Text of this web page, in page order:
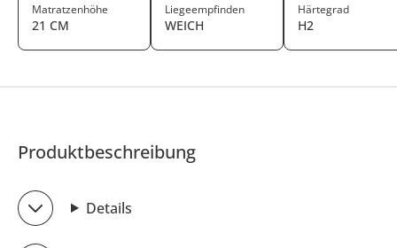
Matratzenhöhe
21 CM
Liegeempfinden
WEICH
Härtegrad
H2
Produktbeschreibung
Details